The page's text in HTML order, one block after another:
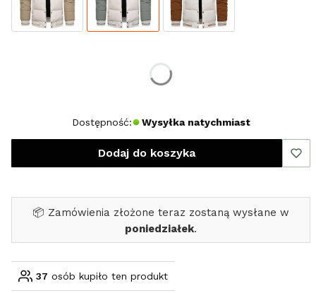
Dostępność: Wysyłka natychmiast
Dodaj do koszyka
📦 Zamówienia złożone teraz zostaną wysłane w
poniedziałek.
37 osób kupiło ten produkt